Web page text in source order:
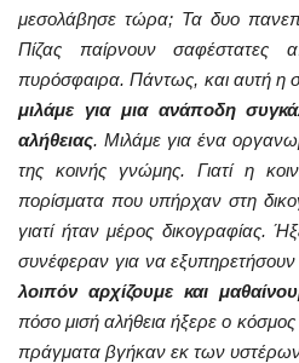
μεσολάβησε τώρα; Τα δυο
Πίζας παίρνουν σαφέστατες
πυρόσφαιρα. Πάντως, και αυτή η
μιλάμε για μια ανάποδη
αλήθειας. Μιλάμε για ένα
της κοινής γνώμης. Γιατί η
πορίσματα που υπήρχαν στη
γιατί ήταν μέρος δικογραφίας.
συνέφεραν για να εξυπηρετήσουν
λοιπόν αρχίζουμε και
πόσο μισή αλήθεια ήξερε ο
πράγματα βγήκαν εκ των